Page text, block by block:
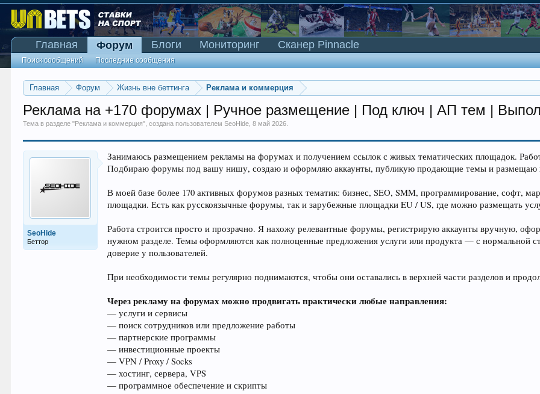
Главная Форум Жизнь вне беттинга Реклама и коммерция
Реклама на +170 форумах | Ручное размещение | Под ключ | АП тем |
Тема в разделе "Реклама и коммерция", создана пользователемSeoHide ,8 май 2026
SeoHide
Беттор
Занимаюсь размещением рекламы на форумах и получением ссылок с живых тематических площадок.
Подбираю форумы под вашу нишу, создаю и оформляю аккаунты, публикую продающие темы и размещаю
В моей базе более 170 активных форумов разных тематик: бизнес, SEO, SMM, программирование, софт,
площадки. Есть как русскоязычные форумы, так и зарубежные площадки EU / US, где можно размещать
Работа строится просто и прозрачно. Я нахожу релевантные форумы, регистрирую аккаунты вручную,
нужном разделе. Темы оформляются как полноценные предложения услуги или продукта — с нормальной
доверие у пользователей.
При необходимости темы регулярно поднимаются, чтобы они оставались в верхней части разделов и
Через рекламу на форумах можно продвигать практически любые направления:
— услуги и сервисы
— поиск сотрудников или предложение работы
— партнерские программы
— инвестиционные проекты
— VPN / Proxy / Socks
— хостинг, сервера, VPS
— программное обеспечение и скрипты
Главная Форум
Поиск сообщений Последние сообщения
Блоги Мониторинг Сканер Pinnacle